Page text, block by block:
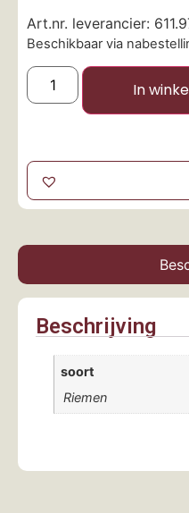
Art.nr. leverancier:
Beschikbaar via
In
Beschrijving
soort
Riemen